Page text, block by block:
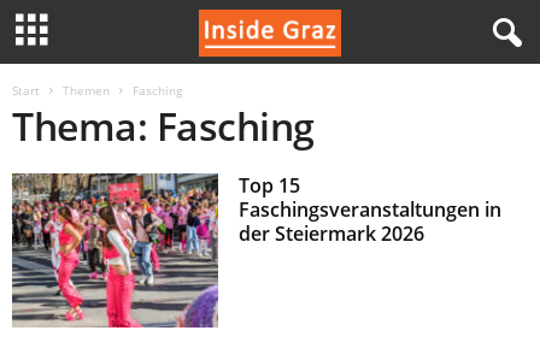
Start Themen Fasching
Thema: Fasching
Top 15
Faschingsveranstaltungen in
der Steiermark 2026